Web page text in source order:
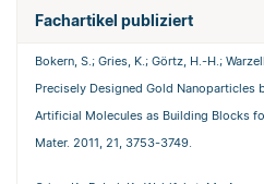
Fachartikel publiziert
Bokern, S.; Gries, K.; Görtz, H.-H.;
Precisely Designed Gold Nanoparticles
Artificial Molecules as Building Blocks
Mater. 2011, 21, 3753-3749.